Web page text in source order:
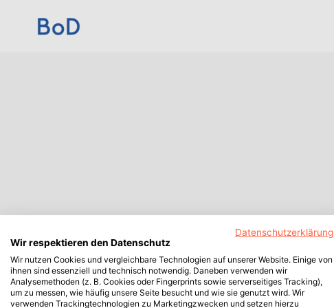
Datenschutzerklärung
Wir respektieren den Datenschutz
Wir nutzen Cookies und vergleichbare Technologien auf unserer Website. Einige von
ihnen sind essenziell und technisch notwendig. Daneben verwenden wir
Analysemethoden (z. B. Cookies oder Fingerprints sowie serverseitiges Tracking),
um zu messen, wie häufig unsere Seite besucht und wie sie genutzt wird. Wir
verwenden Trackingtechnologien zu Marketingzwecken und setzen hierzu